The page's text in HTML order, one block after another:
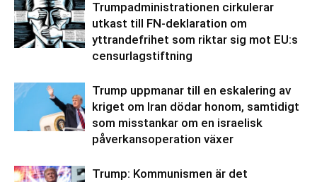
Trumpadministrationen cirkulerar
utkast till FN-deklaration om
yttrandefrihet som riktar sig mot EU:s
censurlagstiftning
Trump uppmanar till en eskalering av
kriget om Iran dödar honom, samtidigt
som misstankar om en israelisk
påverkansoperation växer
Trump: Kommunismen är det